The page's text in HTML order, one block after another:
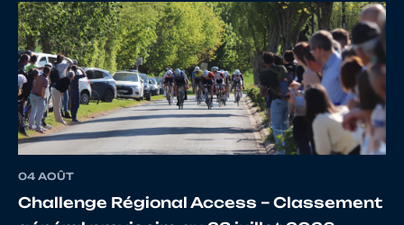
04 AOÛT
Challenge Régional Access – Classement